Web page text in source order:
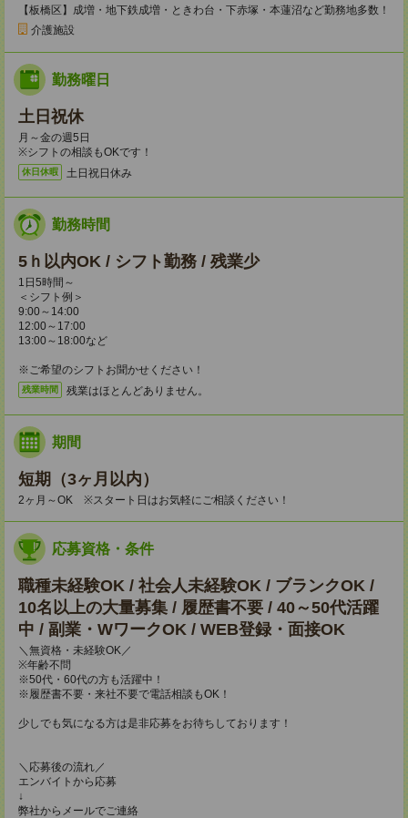
【板橋区】成増・地下鉄成増・ときわ台・下赤塚・本蓮沼など勤務地多数！
介護施設
勤務曜日
土日祝休
月～金の週5日
※シフトの相談もOKです！
休日休暇 土日祝日休み
勤務時間
5ｈ以内OK / シフト勤務 / 残業少
1日5時間～
＜シフト例＞
9:00～14:00
12:00～17:00
13:00～18:00など
※ご希望のシフトお聞かせください！
残業時間 残業はほとんどありません。
期間
短期（3ヶ月以内）
2ヶ月～OK ※スタート日はお気軽にご相談ください！
応募資格・条件
職種未経験OK / 社会人未経験OK / ブランクOK /
10名以上の大量募集 / 履歴書不要 / 40～50代活躍
中 / 副業・WワークOK / WEB登録・面接OK
＼無資格・未経験OK／
※年齢不問
※50代・60代の方も活躍中！
※履歴書不要・来社不要で電話相談もOK！
少しでも気になる方は是非応募をお待ちしております！
＼応募後の流れ／
エンバイトから応募
↓
弊社からメールでご連絡